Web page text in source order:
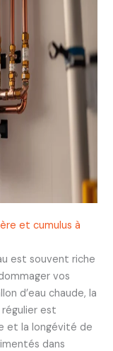
et cumulus à
est souvent riche
vos
d’eau chaude, la
est
et la longévité de
dans